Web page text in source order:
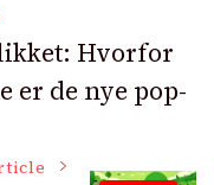
Hvorfor
er de nye pop-